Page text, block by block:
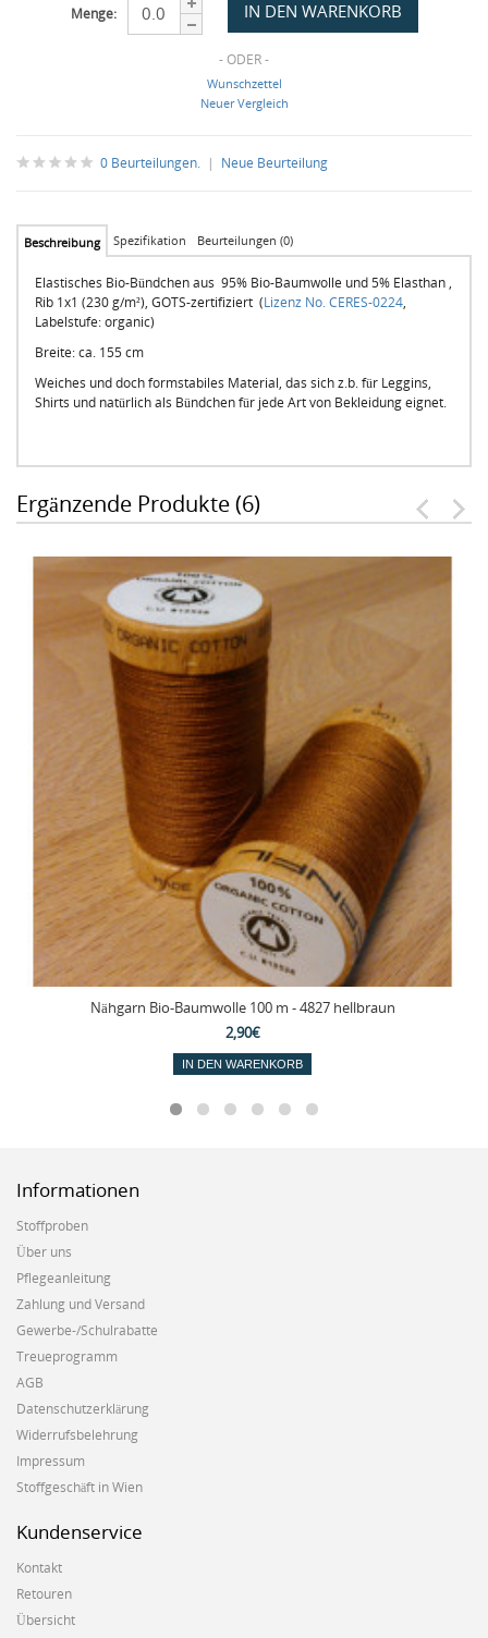
Menge:
- ODER -
Wunschzettel
Neuer Vergleich
0 Beurteilungen. | Neue Beurteilung
Beschreibung Spezifikation Beurteilungen (0)
Elastisches Bio-Bündchen aus 95% Bio-Baumwolle und 5% Elasthan ,
Rib 1x1 (230 g/m²), GOTS-zertifiziert (Lizenz No. CERES-0224,
Labelstufe: organic)
Breite: ca. 155 cm
Weiches und doch formstabiles Material, das sich z.b. für Leggins,
Shirts und natürlich als Bündchen für jede Art von Bekleidung eignet.
Ergänzende Produkte (6)
Nähgarn Bio-Baumwolle 100 m - 4827 hellbraun
2,90€
IN DEN WARENKORB
Informationen
Stoffproben
Über uns
Pflegeanleitung
Zahlung und Versand
Gewerbe-/Schulrabatte
Treueprogramm
AGB
Datenschutzerklärung
Widerrufsbelehrung
Impressum
Stoffgeschäft in Wien
Kundenservice
Kontakt
Retouren
Übersicht